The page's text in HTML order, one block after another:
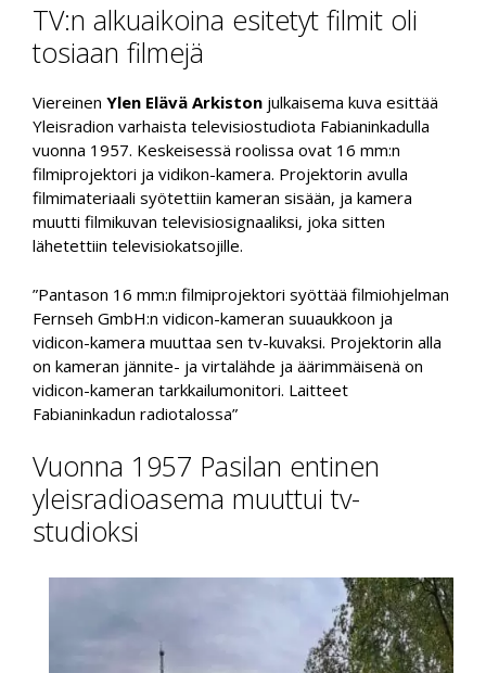
TV:n alkuaikoina esitetyt filmit oli
tosiaan filmejä
Viereinen Ylen Elävä Arkiston julkaisema kuva esittää
Yleisradion varhaista televisiostudiota Fabianinkadulla
vuonna 1957. Keskeisessä roolissa ovat 16 mm:n
filmiprojektori ja vidikon-kamera. Projektorin avulla
filmimateriaali syötettiin kameran sisään, ja kamera
muutti filmikuvan televisiosignaaliksi, joka sitten
lähetettiin televisiokatsojille.
”Pantason 16 mm:n filmiprojektori syöttää filmiohjelman
Fernseh GmbH:n vidicon-kameran suuaukkoon ja
vidicon-kamera muuttaa sen tv-kuvaksi. Projektorin alla
on kameran jännite- ja virtalähde ja äärimmäisenä on
vidicon-kameran tarkkailumonitori. Laitteet
Fabianinkadun radiotalossa”
Vuonna 1957 Pasilan entinen
yleisradioasema muuttui tv-
studioksi